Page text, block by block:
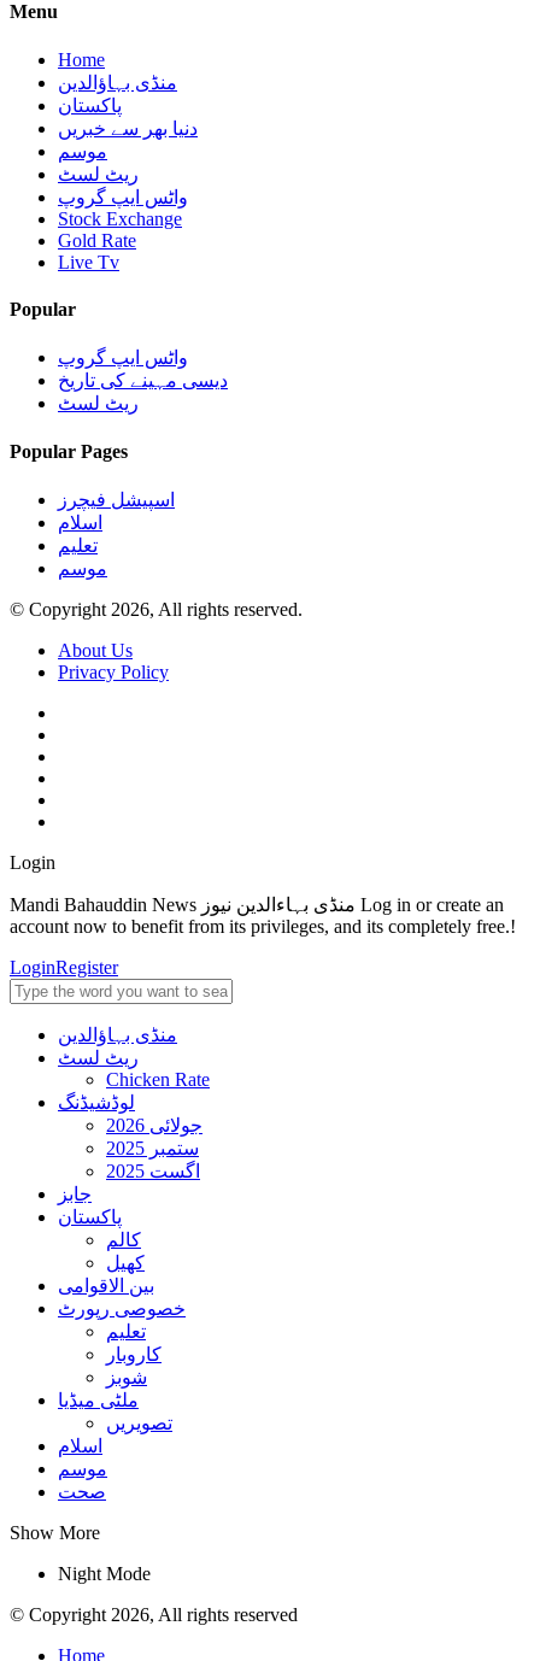
Menu
Home
منڈی بہاؤالدین
پاکستان
دنیا بھر سے خبریں
موسم
ریٹ لسٹ
واٹس ایپ گروپ
Stock Exchange
Gold Rate
Live Tv
Popular
واٹس ایپ گروپ
دیسی مہینے کی تاریخ
ریٹ لسٹ
Popular Pages
اسپیشل فیچرز
اسلام
تعلیم
موسم
© Copyright 2026, All rights reserved.
About Us
Privacy Policy
Login
Mandi Bahauddin News منڈی بہاءالدین نیوز Log in or create an
account now to benefit from its privileges, and its completely free.!
LoginRegister
منڈی بہاؤالدین
ریٹ لسٹ
Chicken Rate
لوڈشیڈنگ
جولائی 2026
ستمبر 2025
اگست 2025
جابز
پاکستان
کالم
کھیل
بین الاقوامی
خصوصی رپورٹ
تعلیم
کاروبار
شوبز
ملٹی میڈیا
تصویریں
اسلام
موسم
صحت
Show More
Night Mode
© Copyright 2026, All rights reserved
Home